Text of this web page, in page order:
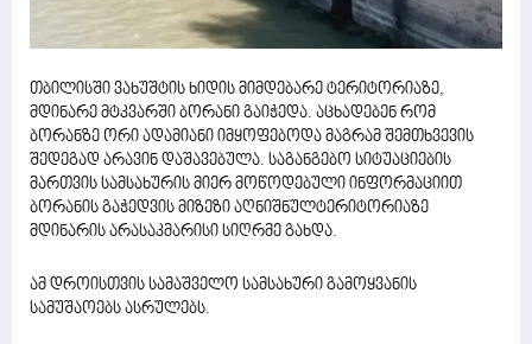
თბილისში ვახუშტის ხიდის მიმდებარე ტერიტორიაზე,
მდინარე მტკვარში ბორანი გაიჭედა. აცხადებენ რომ
ბორანზე ორი ადამიანი იმყოფებოდა მაგრამ შემთხვევის
შედეგად არავინ დაშავებულა. საგანგებო სიტუაციების
მართვის სამსახურის მიერ მოწოდებული ინფორმაციით
ბორანის გაჭედვის მიზეზი აღნიშნულტერიტორიაზე
მდინარის არასაკმარისი სიღრმე გახდა.
ამ დროისთვის სამაშველო სამსახური გამოყვანის
სამუშაოებს ასრულებს.